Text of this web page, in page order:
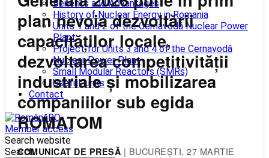
Benefits and Advantages
History of Nuclear Energy in Romania
Units 1 and 2 of the Cernavodă Nuclear Power
Plant
Project for Units 3 and 4 of the Cernavodă
Nuclear Power Plant
Small Modular Reactors (SMRs)
Useful Links
Contact
RO
Member access
Search website
Search
plan nevoia dezvoltării
capacităților locale,
dezvoltarea competitivității
industriale și mobilizarea
companiilor sub egida
ROMATOM
COMUNICAT DE PRESĂ | BUCUREȘTI, 27 MARTIE